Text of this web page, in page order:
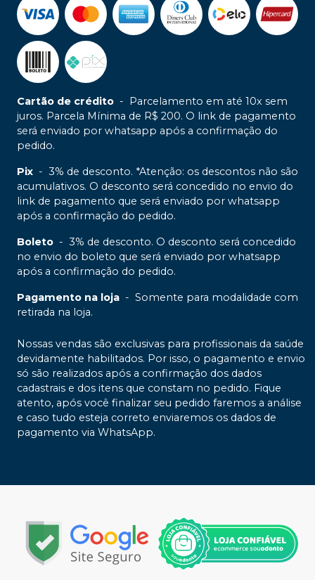
Cartão de crédito -
Parcelamento em até 10x sem
juros. Parcela Mínima de R$ 200. O link de pagamento
será enviado por whatsapp após a confirmação do
pedido.
Pix - 3% de desconto. *Atenção: os descontos não são
acumulativos. O desconto será concedido no envio do
link de pagamento que será enviado por whatsapp
após a confirmação do pedido.
Boleto - 3% de desconto. O desconto será concedido
no envio do boleto que será enviado por whatsapp
após a confirmação do pedido.
Pagamento na loja - Somente para modalidade com
retirada na loja.
Nossas vendas são exclusivas para profissionais da saúde
devidamente habilitados. Por isso, o pagamento e envio
só são realizados após a confirmação dos dados
cadastrais e dos itens que constam no pedido. Fique
atento, após você finalizar seu pedido faremos a análise
e caso tudo esteja correto enviaremos os dados de
pagamento via WhatsApp.